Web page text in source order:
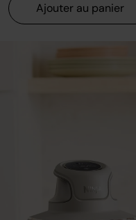
Ajouter au panier